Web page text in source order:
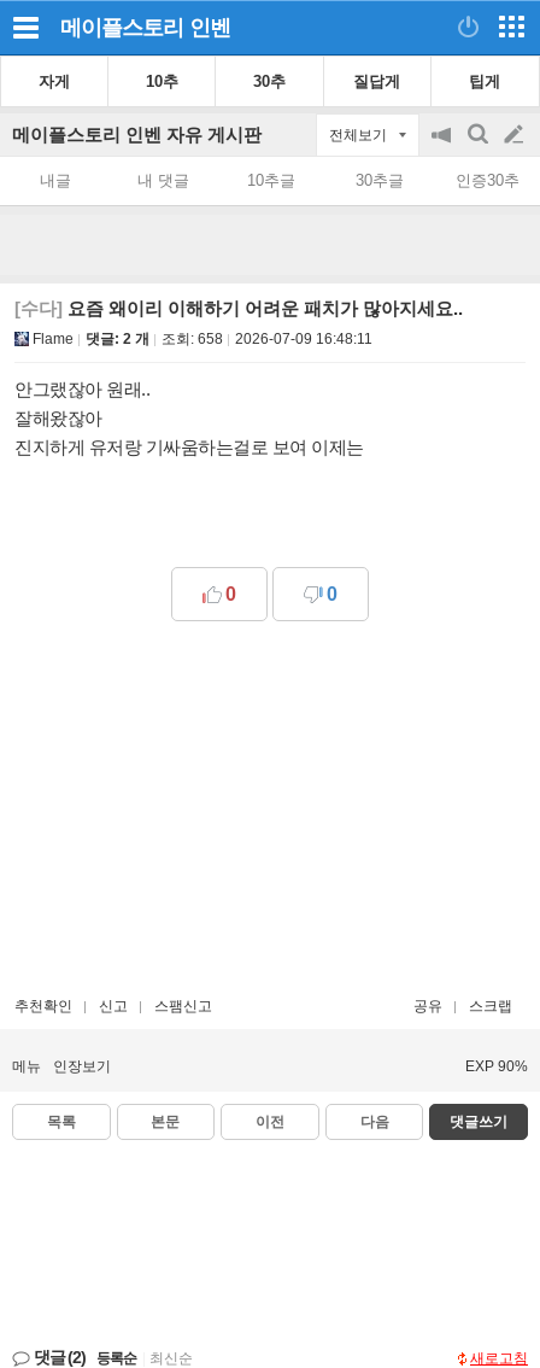
메이플스토리 인벤
자게 10추 30추 질답게 팁게
메이플스토리 인벤 자유 게시판 전체보기
공
on/off
검
색
글
쓰
내글 내 댓글 10추글 30추글 인증30추
[수다] 요즘 왜이리 이해하기 어려운 패치가 많아지세요..
Flame 댓글: 2 개 조회: 658 2026-07-09 16:48:11
안그랬잖아 원래..
잘해왔잖아
진지하게 유저랑 기싸움하는걸로 보여 이제는
0 0
추천확인 신고 스팸신고 공유 스크랩
메뉴 인장보기 EXP 90%
목록 본문 이전 다음 댓글쓰기
댓글(2) 등록순 최신순 새로고침